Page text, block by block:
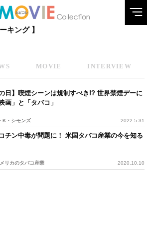
キング 】
MOVIE INTERVIEW
日】喫煙シーンは規制すべき!? 世界禁煙デーに
画」と「タバコ」
K・シモンズ 2022.5.31
チン中毒が問題に！ 米国タバコ産業の今を知る
リカのタバコ産業 2020.10.10